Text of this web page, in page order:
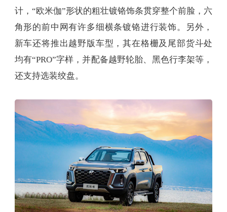
计，“欧米伽”形状的粗壮镀铬饰条贯穿整个前脸，六
角形的前中网有许多细横条镀铬进行装饰。另外，
新车还将推出越野版车型，其在格栅及尾部货斗处
均有“PRO”字样，并配备越野轮胎、黑色行李架等，
还支持选装绞盘。